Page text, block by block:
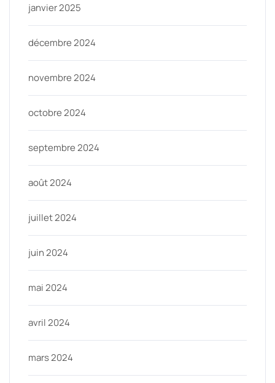
janvier 2025
décembre 2024
novembre 2024
octobre 2024
septembre 2024
août 2024
juillet 2024
juin 2024
mai 2024
avril 2024
mars 2024